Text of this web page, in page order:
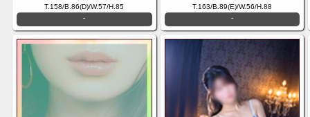
T.158/B.86(D)/W.57/H.85
-
T.163/B.89(E)/W.56/H.88
-